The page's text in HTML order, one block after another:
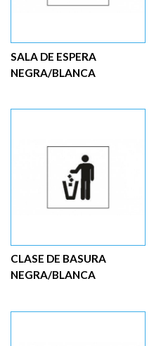
SALA DE ESPERA
NEGRA/BLANCA
CLASE DE BASURA
NEGRA/BLANCA